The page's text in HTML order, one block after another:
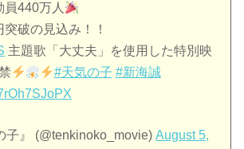
440万人
破の見込み！！
主題歌「大丈夫」を使用した特別映
#天気の子 #新海誠
子』 (@tenkinoko_movie)August 5,